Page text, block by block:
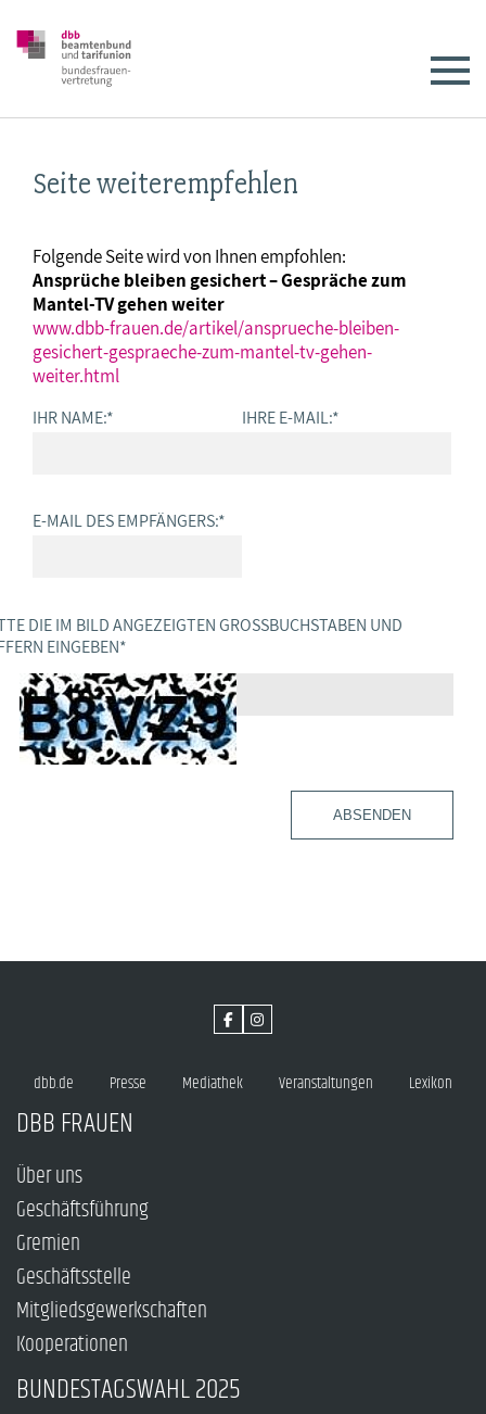
Seite weiterempfehlen
Folgende Seite wird von Ihnen empfohlen:
Ansprüche bleiben gesichert – Gespräche zum
Mantel-TV gehen weiter
www.dbb-frauen.de/artikel/ansprueche-bleiben-
gesichert-gespraeche-zum-mantel-tv-gehen-
weiter.html
IHR NAME:* IHRE E-MAIL:*
E-MAIL DES EMPFÄNGERS:*
DIE IM BILD ANGEZEIGTEN GROSSBUCHSTABEN UND Z
EINGEBEN *
ABSENDEN
dbb.de Presse Mediathek Veranstaltungen Lexikon
DBB FRAUEN
Über uns
Geschäftsführung
Gremien
Geschäftsstelle
Mitgliedsgewerkschaften
Kooperationen
BUNDESTAGSWAHL 2025